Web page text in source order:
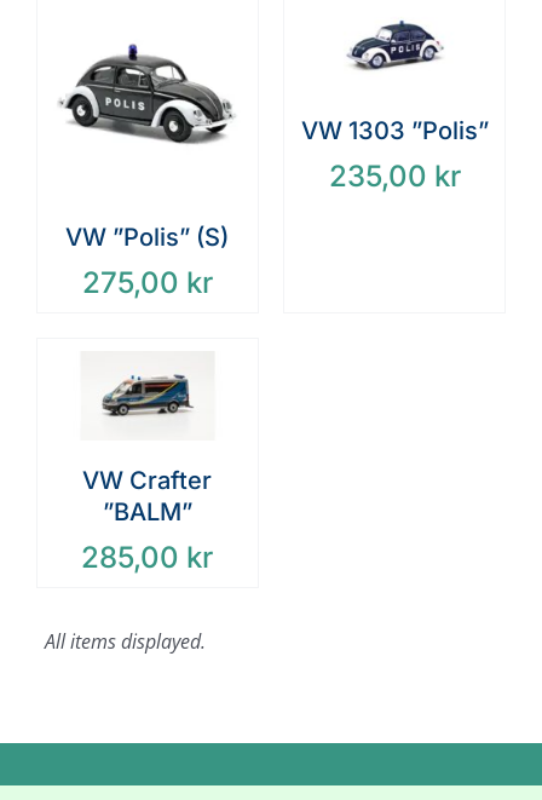
VW ”Polis” (S)
275,00 kr
VW 1303 ”Polis”
235,00 kr
VW Crafter
”BALM”
285,00 kr